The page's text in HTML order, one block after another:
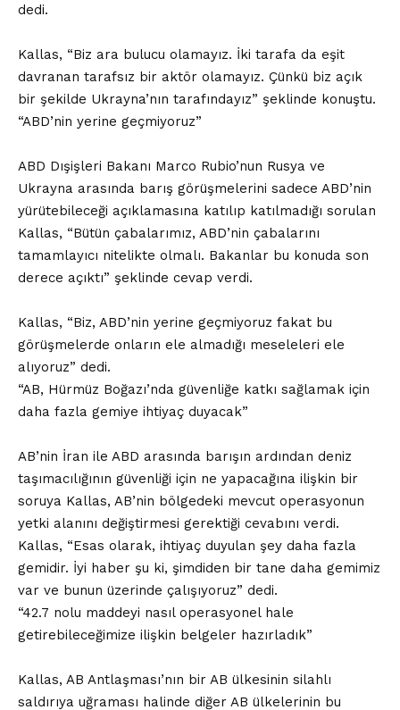
dedi.
Kallas, “Biz ara bulucu olamayız. İki tarafa da eşit
davranan tarafsız bir aktör olamayız. Çünkü biz açık
bir şekilde Ukrayna’nın tarafındayız” şeklinde konuştu.
“ABD’nin yerine geçmiyoruz”
ABD Dışişleri Bakanı Marco Rubio’nun Rusya ve
Ukrayna arasında barış görüşmelerini sadece ABD’nin
yürütebileceği açıklamasına katılıp katılmadığı sorulan
Kallas, “Bütün çabalarımız, ABD’nin çabalarını
tamamlayıcı nitelikte olmalı. Bakanlar bu konuda son
derece açıktı” şeklinde cevap verdi.
Kallas, “Biz, ABD’nin yerine geçmiyoruz fakat bu
görüşmelerde onların ele almadığı meseleleri ele
alıyoruz” dedi.
“AB, Hürmüz Boğazı’nda güvenliğe katkı sağlamak için
daha fazla gemiye ihtiyaç duyacak”
AB’nin İran ile ABD arasında barışın ardından deniz
taşımacılığının güvenliği için ne yapacağına ilişkin bir
soruya Kallas, AB’nin bölgedeki mevcut operasyonun
yetki alanını değiştirmesi gerektiği cevabını verdi.
Kallas, “Esas olarak, ihtiyaç duyulan şey daha fazla
gemidir. İyi haber şu ki, şimdiden bir tane daha gemimiz
var ve bunun üzerinde çalışıyoruz” dedi.
“42.7 nolu maddeyi nasıl operasyonel hale
getirebileceğimize ilişkin belgeler hazırladık”
Kallas, AB Antlaşması’nın bir AB ülkesinin silahlı
saldırıya uğraması halinde diğer AB ülkelerinin bu